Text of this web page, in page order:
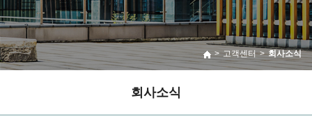
> 고객센터>회사소식
회사소식